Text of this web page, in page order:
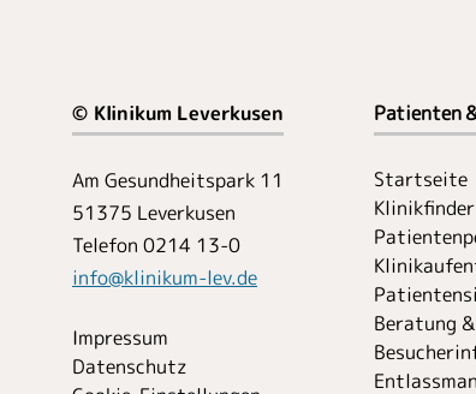
© Klinikum Leverkusen
Am Gesundheitspark 11
51375 Leverkusen
Telefon 0214 13-0
info@klinikum-lev.de
Impressum
Datenschutz
Patienten
Startseite
Beratung